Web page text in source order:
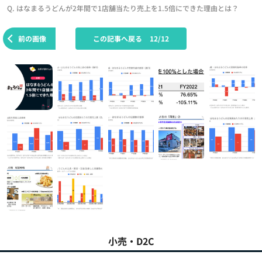
Q. はなまるうどんが2年間で1店舗当たり売上を1.5倍にできた理由とは？
前の画像 この記事へ戻る 12/12
小売・D2C